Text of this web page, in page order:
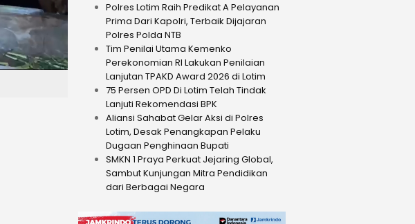
Polres Lotim Raih Predikat A Pelayanan
Prima Dari Kapolri, Terbaik Dijajaran
Polres Polda NTB
Tim Penilai Utama Kemenko
Perekonomian RI Lakukan Penilaian
Lanjutan TPAKD Award 2026 di Lotim
75 Persen OPD Di Lotim Telah Tindak
Lanjuti Rekomendasi BPK
Aliansi Sahabat Gelar Aksi di Polres
Lotim, Desak Penangkapan Pelaku
Dugaan Penghinaan Bupati
SMKN 1 Praya Perkuat Jejaring Global,
Sambut Kunjungan Mitra Pendidikan
dari Berbagai Negara